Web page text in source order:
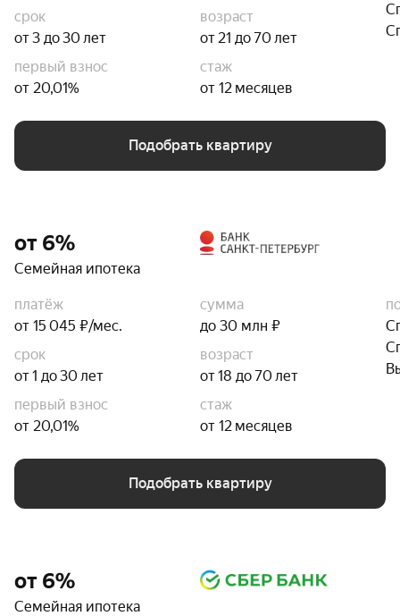
срок
от 3 до 30 лет
возраст
от 21 до 70 лет
первый взнос
от 20,01%
стаж
от 12 месяцев
Подобрать квартиру
от 6%
Семейная ипотека
платёж
от 15 045 ₽/мес.
сумма
до 30 млн ₽
срок
от 1 до 30 лет
возраст
от 18 до 70 лет
первый взнос
от 20,01%
стаж
от 12 месяцев
Подобрать квартиру
от 6%
Семейная ипотека